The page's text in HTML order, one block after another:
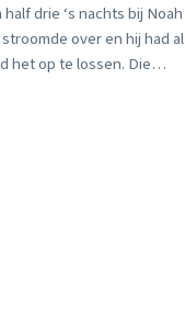
drie ‘s nachts bij Noah
over en hij had al
het op te lossen. Die